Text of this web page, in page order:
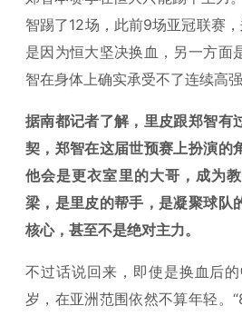
智踢了12场，此前9场亚冠联赛
是因为恒大坚决换血，另一方面
智在身体上确实承受不了连续高强
据南都记者了解，里皮跟郑智有
契，郑智在这届世预赛上扮演的
他会是更衣室里的大哥，成为
梁，是里皮的帮手，是凝聚球队
核心，甚至不是绝对主力。
不过话说回来，即使是换血后
岁，在亚洲范围依然不算年轻。